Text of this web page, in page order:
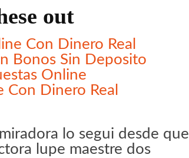
out
Con Dinero Real
Bonos Sin Deposito
Online
Con Dinero Real
lo segui desde que
lupe maestre dos